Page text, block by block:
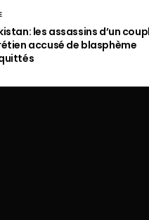
les assassins d’un
accusé de blasphème